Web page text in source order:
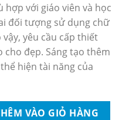
hợp với giáo viên và học
đối tượng sử dụng chữ
yêu cầu cấp thiết
cho đẹp. Sáng tạo thêm
hiện tài năng của
bản luyện chữ số lượng
VÀO GIỎ HÀNG